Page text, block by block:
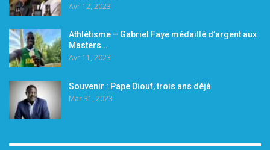
Avr 12, 2023
Athlétisme – Gabriel Faye médaillé d’argent aux
Masters…
Avr 11, 2023
Souvenir : Pape Diouf, trois ans déjà
Mar 31, 2023